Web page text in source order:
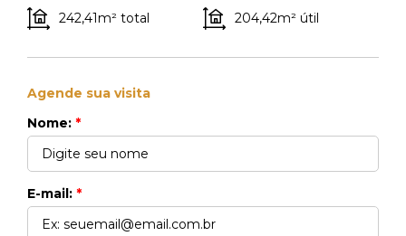
242,41m² total 204,42m² útil
Agende sua visita
Nome: *
E-mail: *